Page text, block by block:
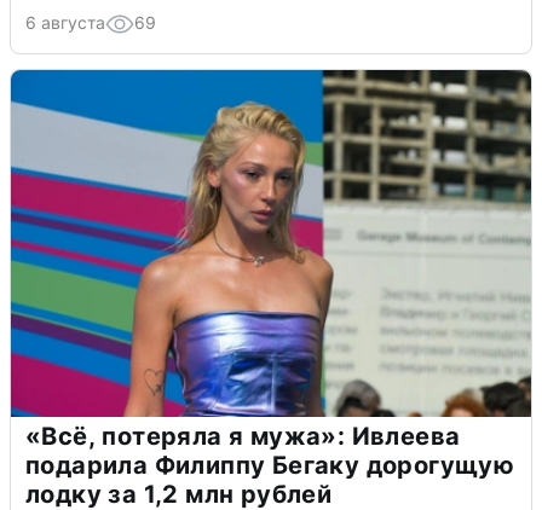
6 августа 69
«Всё, потеряла я мужа»: Ивлеева
подарила Филиппу Бегаку дорогущую
лодку за 1,2 млн рублей